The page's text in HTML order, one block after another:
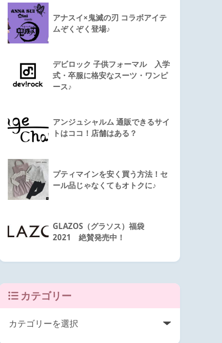
アナスイ×鬼滅の刃 コラボアイテ
ムぞくぞく登場♪
デビロック 子供フォーマル 入学
式・卒服に格安なスーツ・ワンピ
ース♪
アンジュシャルム 通販できるサイ
トはココ！店舗はある？
プティマインを安く買う方法！セ
ール品じゃなくてもオトクに♪
GLAZOS（グラソス）福袋
2021 絶賛発売中！
カテゴリー